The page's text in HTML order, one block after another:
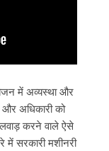
में अव्यस्था और
अधिकारी को
करने वाले ऐसे
सरकारी मशीनरी